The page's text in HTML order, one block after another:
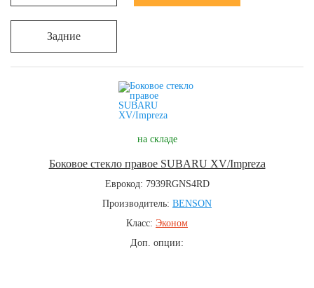
Задние
на складе
Боковое стекло правое SUBARU XV/Impreza
Еврокод: 7939RGNS4RD
Производитель: BENSON
Класс: Эконом
Доп. опции: